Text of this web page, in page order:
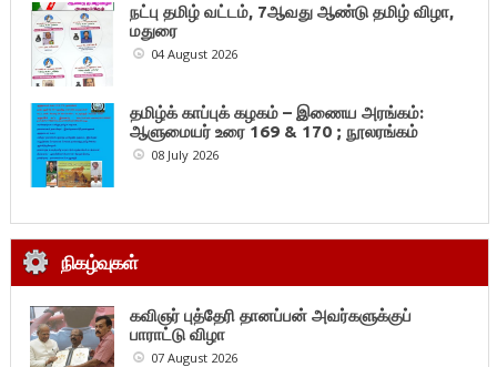
நட்பு தமிழ் வட்டம், 7ஆவது ஆண்டு தமிழ் விழா,
மதுரை
04 August 2026
தமிழ்க் காப்புக் கழகம் – இணைய அரங்கம்:
ஆளுமையர் உரை 169 & 170 ; நூலரங்கம்
08 July 2026
நிகழ்வுகள்
கவிஞர் புத்தேரி தானப்பன் அவர்களுக்குப்
பாராட்டு விழா
07 August 2026